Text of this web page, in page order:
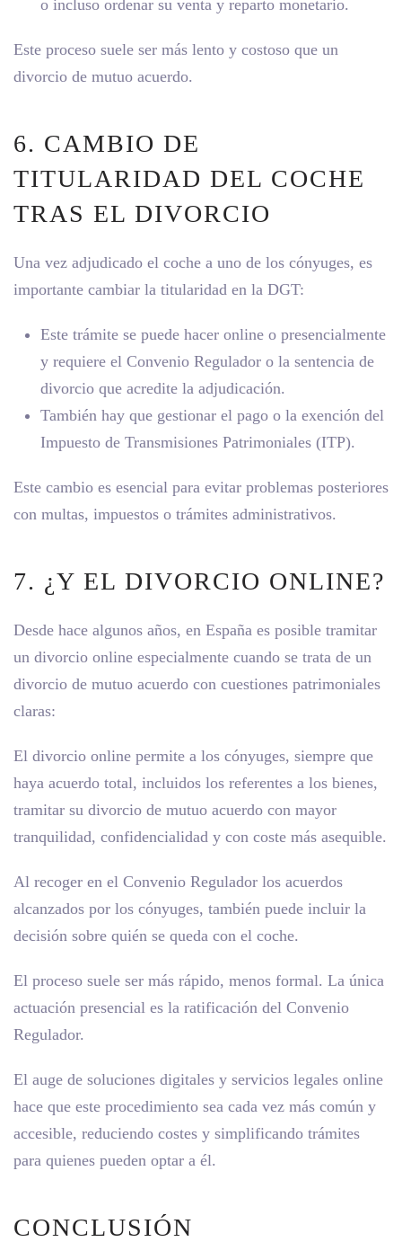
o incluso ordenar su venta y reparto monetario.
Este proceso suele ser más lento y costoso que un
divorcio de mutuo acuerdo.
6. CAMBIO DE
TITULARIDAD DEL COCHE
TRAS EL DIVORCIO
Una vez adjudicado el coche a uno de los cónyuges, es
importante cambiar la titularidad en la DGT:
Este trámite se puede hacer online o presencialmente
y requiere el Convenio Regulador o la sentencia de
divorcio que acredite la adjudicación.
También hay que gestionar el pago o la exención del
Impuesto de Transmisiones Patrimoniales (ITP).
Este cambio es esencial para evitar problemas posteriores
con multas, impuestos o trámites administrativos.
7. ¿Y EL DIVORCIO ONLINE?
Desde hace algunos años, en España es posible tramitar
un divorcio online especialmente cuando se trata de un
divorcio de mutuo acuerdo con cuestiones patrimoniales
claras:
El divorcio online permite a los cónyuges, siempre que
haya acuerdo total, incluidos los referentes a los bienes,
tramitar su divorcio de mutuo acuerdo con mayor
tranquilidad, confidencialidad y con coste más asequible.
Al recoger en el Convenio Regulador los acuerdos
alcanzados por los cónyuges, también puede incluir la
decisión sobre quién se queda con el coche.
El proceso suele ser más rápido, menos formal. La única
actuación presencial es la ratificación del Convenio
Regulador.
El auge de soluciones digitales y servicios legales online
hace que este procedimiento sea cada vez más común y
accesible, reduciendo costes y simplificando trámites
para quienes pueden optar a él.
CONCLUSIÓN